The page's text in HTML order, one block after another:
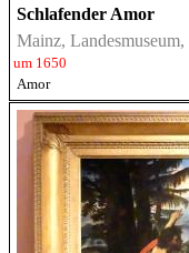
Schlafender Amor
Mainz,
um 1650
Amor